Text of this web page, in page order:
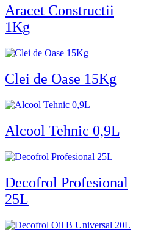
Aracet Constructii
1Kg
Clei de Oase 15Kg
Alcool Tehnic 0,9L
Decofrol Profesional
25L